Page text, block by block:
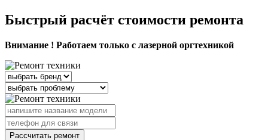
Быстрый расчёт стоимости ремонта
Внимание ! Работаем только с лазерной оргтехникой
Рассчитать ремонт